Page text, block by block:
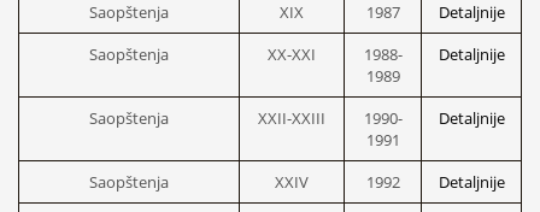
Saopštenja
XIX 1987
Detaljnije
Saopštenja
XX-XXI
1988-
1989
Detaljnije
Saopštenja XXII-XXIII
1990-
1991
Detaljnije
Saopštenja XXIV 1992
Detaljnije